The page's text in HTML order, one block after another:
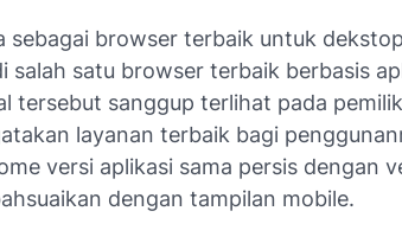
sebagai browser terbaik untuk
salah satu browser terbaik berbasis
tersebut sanggup terlihat pada
layanan terbaik bagi
versi aplikasi sama persis dengan
dengan tampilan mobile.